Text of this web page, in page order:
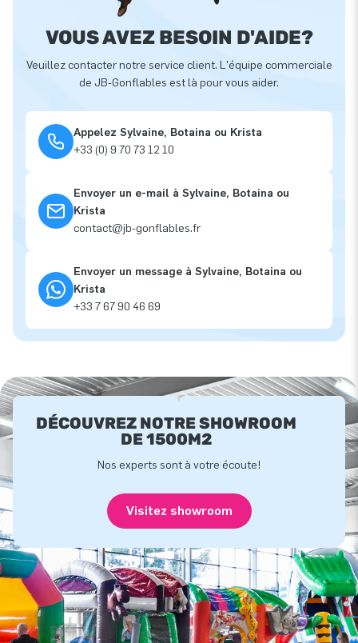
VOUS AVEZ BESOIN D'AIDE?
Veuillez contacter notre service client. L'équipe commerciale
de JB-Gonflables est là pour vous aider.
Appelez Sylvaine, Botaina ou Krista
+33 (0) 9 70 73 12 10
Envoyer un e-mail à Sylvaine, Botaina ou
Krista
contact@jb-gonflables.fr
Envoyer un message à Sylvaine, Botaina ou
Krista
+33 7 67 90 46 69
DÉCOUVREZ NOTRE SHOWROOM
DE 1500M2
Nos experts sont à votre écoute!
Visitez showroom